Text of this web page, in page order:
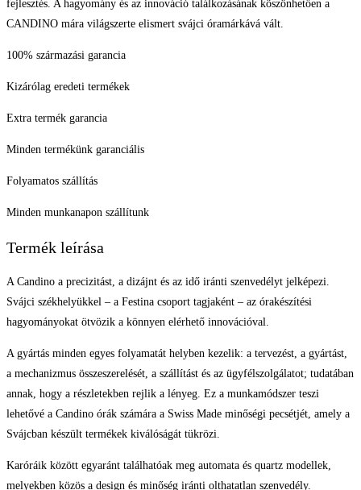
nélküli minőség, precíz svájci óragyártás és folyamatos technológiai
fejlesztés. A hagyomány és az innováció találkozásának köszönhetően a
CANDINO mára világszerte elismert svájci óramárkává vált.
100% származási garancia
Kizárólag eredeti termékek
Extra termék garancia
Minden termékünk garanciális
Folyamatos szállítás
Minden munkanapon szállítunk
Termék leírása
A Candino a precizitást, a dizájnt és az idő iránti szenvedélyt jelképezi.
Svájci székhelyükkel – a Festina csoport tagjaként – az órakészítési
hagyományokat ötvözik a könnyen elérhető innovációval.
A gyártás minden egyes folyamatát helyben kezelik: a tervezést, a gyártást,
a mechanizmus összeszerelését, a szállítást és az ügyfélszolgálatot; tudatában
annak, hogy a részletekben rejlik a lényeg. Ez a munkamódszer teszi
lehetővé a Candino órák számára a Swiss Made minőségi pecsétjét, amely a
Svájcban készült termékek kiválóságát tükrözi.